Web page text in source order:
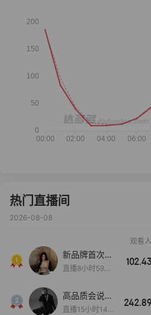
热门直播间
2026-08-08
观看
新品牌首次大
上新
直播8小时59分
高品质会说
话….
直播15小时14